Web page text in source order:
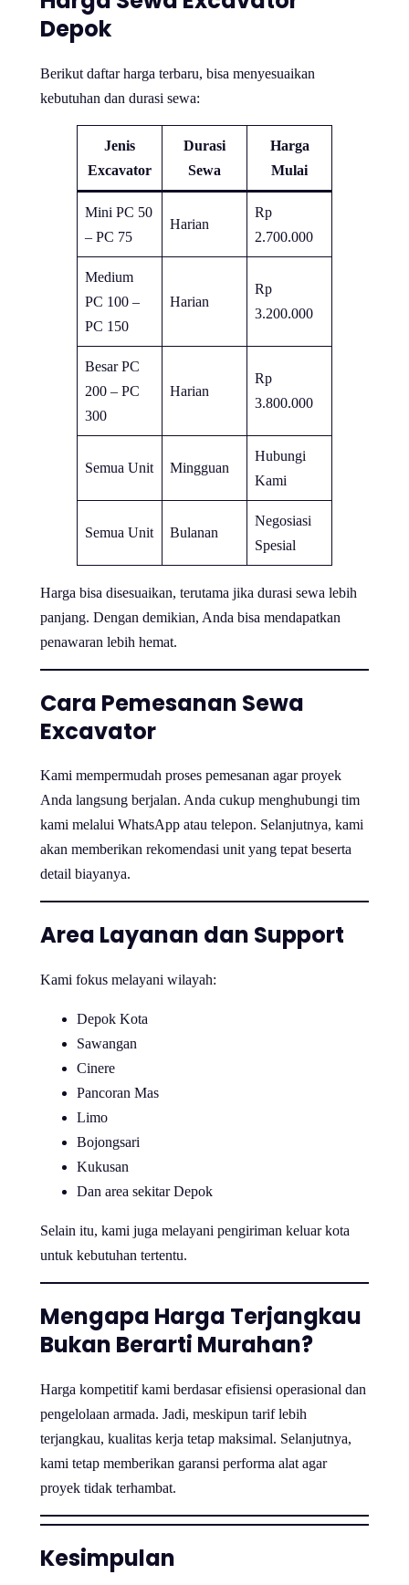
Depok
Berikut daftar harga terbaru, bisa menyesuaikan
kebutuhan dan durasi sewa:
Jenis
Excavator
Durasi
Sewa
Harga
Mulai
Mini PC 50
– PC 75
Harian
Rp
2.700.000
Medium
PC 100 –
PC 150
Harian
Rp
3.200.000
Besar PC
200 – PC
300
Harian
Rp
3.800.000
Semua Unit Mingguan
Hubungi
Kami
Semua Unit Bulanan
Negosiasi
Spesial
Harga bisa disesuaikan, terutama jika durasi sewa lebih
panjang. Dengan demikian, Anda bisa mendapatkan
penawaran lebih hemat.
Cara Pemesanan Sewa
Excavator
Kami mempermudah proses pemesanan agar proyek
Anda langsung berjalan. Anda cukup menghubungi tim
kami melalui WhatsApp atau telepon. Selanjutnya, kami
akan memberikan rekomendasi unit yang tepat beserta
detail biayanya.
Area Layanan dan Support
Kami fokus melayani wilayah:
Depok Kota
Sawangan
Cinere
Pancoran Mas
Limo
Bojongsari
Kukusan
Dan area sekitar Depok
Selain itu, kami juga melayani pengiriman keluar kota
untuk kebutuhan tertentu.
Mengapa Harga Terjangkau
Bukan Berarti Murahan?
Harga kompetitif kami berdasar efisiensi operasional dan
pengelolaan armada. Jadi, meskipun tarif lebih
terjangkau, kualitas kerja tetap maksimal. Selanjutnya,
kami tetap memberikan garansi performa alat agar
proyek tidak terhambat.
Kesimpulan